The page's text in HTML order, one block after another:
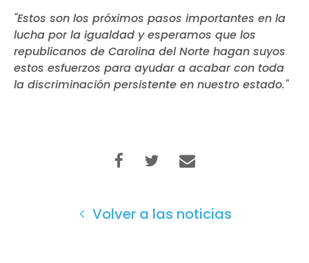
"Estos son los próximos pasos importantes en la
lucha por la igualdad y esperamos que los
republicanos de Carolina del Norte hagan suyos
estos esfuerzos para ayudar a acabar con toda
la discriminación persistente en nuestro estado."
Volver a las noticias